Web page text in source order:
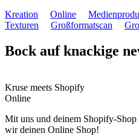
Kreation
Online
Texturen
Großformatscan
Bock auf knackige
Kruse meets Shopify
Online
Mit uns und deinem Shopify-Shop
wir deinen Online Shop!